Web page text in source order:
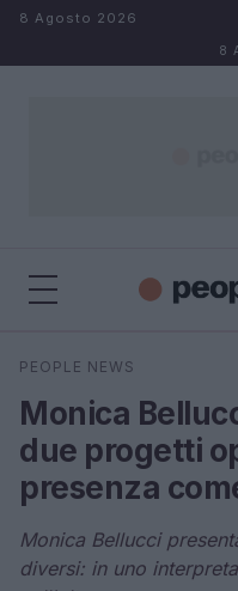
Salta al contenuto
8 Agosto 2026
8
Cerca
PEOPLE NEWS
Monica
due progetti
presenza
Monica Bellucci
diversi: in uno